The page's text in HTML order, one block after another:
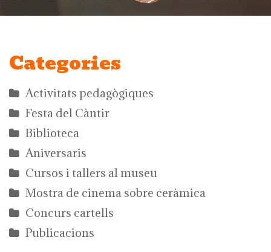
Categories
Activitats pedagògiques
Festa del Càntir
Biblioteca
Aniversaris
Cursos i tallers al museu
Mostra de cinema sobre ceràmica
Concurs cartells
Publicacions